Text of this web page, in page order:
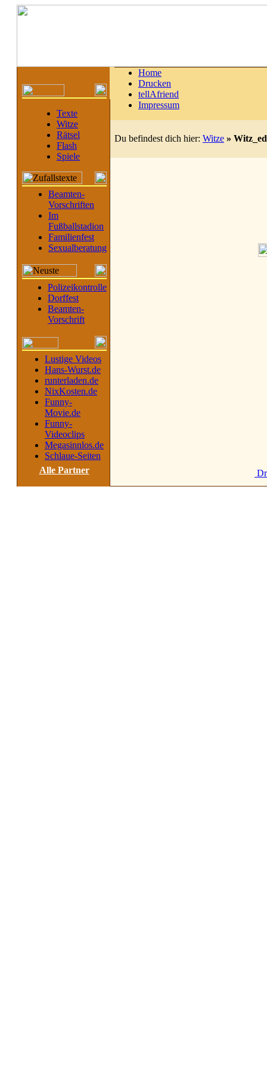
Texte
Witze
Rätsel
Flash
Spiele
Beamten-
Vorschriften
Im
Fußballstadion
Familienfest
Sexualberatung
Polizeikontrolle
Dorffest
Beamten-
Vorschrift
Lustige Videos
Hans-Wurst.de
runterladen.de
NixKosten.de
Funny-
Movie.de
Funny-
Videoclips
Megasinnlos.de
Schlaue-Seiten
Alle Partner
Home
Drucken
tellAfriend
Impressum
Du befindest dich hier: Witze »